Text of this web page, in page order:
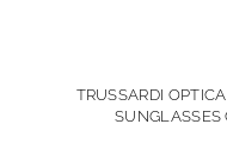
TRUSSARDI
SUNGLASSES